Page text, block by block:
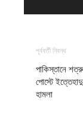
পূর্ববর্তী নিবন্ধ
পাকিস্তানে শত্রু
পোস্টে
হামলা